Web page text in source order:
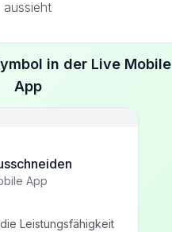
aussieht
in der Live Mobile
App
App
Leistungsfähigkeit